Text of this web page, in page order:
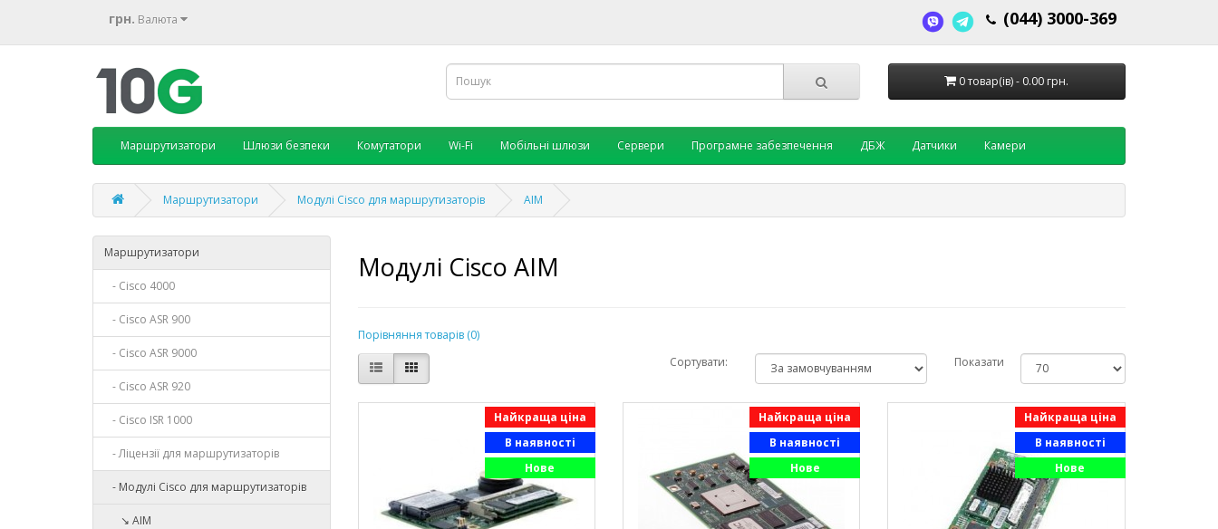
грн. Валюта (044) 3000-369
0 товар(ів) - 0.00 грн.
Маршрутизатори Шлюзи безпеки Комутатори Wi-Fi Мобільні шлюзи Сервери Програмне забезпечення ДБЖ Датчики Камери
Маршрутизатори Модулі Cisco для маршрутизаторів AIM
Маршрутизатори
- Cisco 4000
- Cisco ASR 900
- Cisco ASR 9000
- Cisco ASR 920
- Cisco ISR 1000
- Ліцензії для маршрутизаторів
- Модулі Cisco для маршрутизаторів
↘ AIM
Модулі Cisco AIM
Порівняння товарів (0)
Сортувати:
Показати
Найкраща ціна
В наявності
Нове
Найкраща ціна
В наявності
Нове
Найкраща ціна
В наявності
Нове